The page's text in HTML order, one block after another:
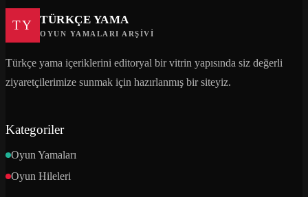
TY TÜRKÇE YAMA
OYUN YAMALARI ARŞIVI
Türkçe yama içeriklerini editoryal bir vitrin yapısında siz değerli
ziyaretçilerimize sunmak için hazırlanmış bir siteyiz.
Kategoriler
Oyun Yamaları
Oyun Hileleri